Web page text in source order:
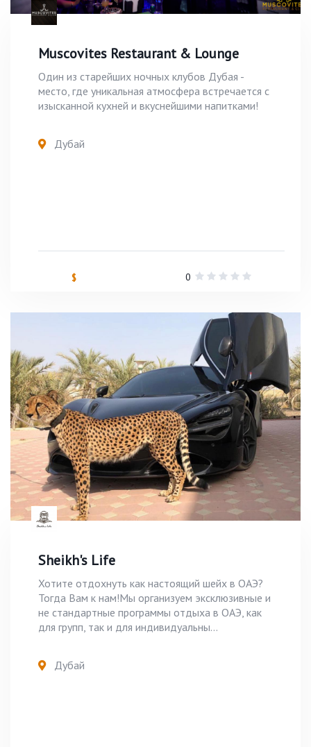
Muscovites Restaurant & Lounge
Один из старейших ночных клубов Дубая -
место, где уникальная атмосфера встречается с
изысканной кухней и вкуснейшими напитками!
Дубай
$ 0
Sheikh's Life
Хотите отдохнуть как настоящий шейх в ОАЭ?
Тогда Вам к нам!Мы организуем эксклюзивные и
не стандартные программы отдыха в ОАЭ, как
для групп, так и для индивидуальны...
Дубай